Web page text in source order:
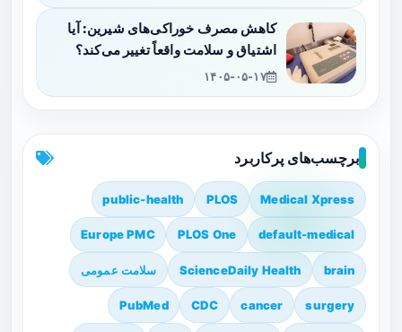
کاهش مصرف خوراکی‌های شیرین: آیا
اشتیاق و سلامت واقعاً تغییر می‌کند؟
۱۴۰۵-۰۵-۱۷
برچسب‌های پرکاربرد
Medical Xpress
PLOS
public-health
default-medical
PLOS One
Europe PMC
brain
ScienceDaily Health سلامت عمومی
surgery
cancer
CDC
PubMed